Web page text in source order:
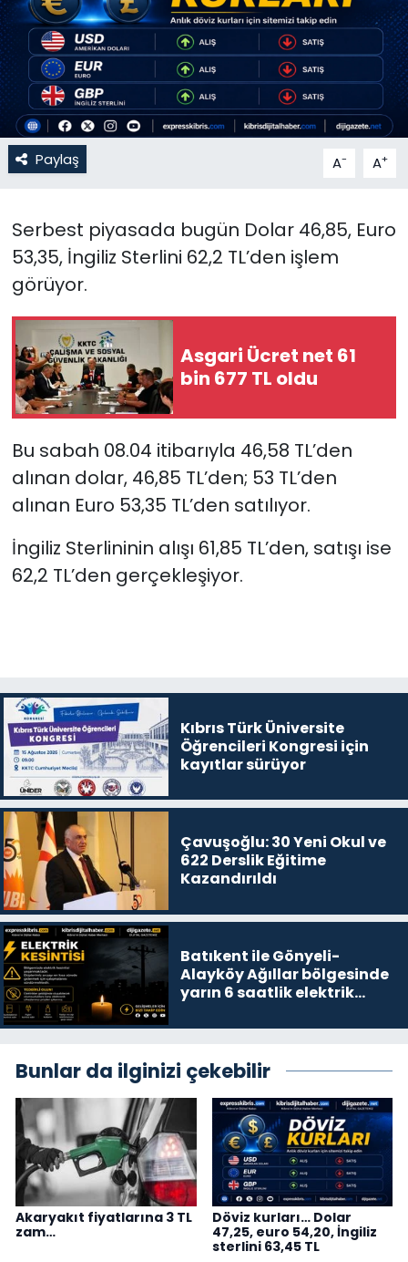
Paylaş A- A+
Serbest piyasada bugün Dolar 46,85, Euro
53,35, İngiliz Sterlini 62,2 TL’den işlem
görüyor.
Asgari Ücret net 61
bin 677 TL oldu
Bu sabah 08.04 itibarıyla 46,58 TL’den
alınan dolar, 46,85 TL’den; 53 TL’den
alınan Euro 53,35 TL’den satılıyor.
İngiliz Sterlininin alışı 61,85 TL’den, satışı ise
62,2 TL’den gerçekleşiyor.
Kıbrıs Türk Üniversite
Öğrencileri Kongresi için
kayıtlar sürüyor
Çavuşoğlu: 30 Yeni Okul ve
622 Derslik Eğitime
Kazandırıldı
Batıkent ile Gönyeli-
Alayköy Ağıllar bölgesinde
yarın 6 saatlik elektrik
Bunlar da ilginizi çekebilir
Akaryakıt fiyatlarına 3 TL
zam…
Döviz kurları… Dolar
47,25, euro 54,20, İngiliz
sterlini 63,45 TL
Gündem
KKTC
KKTC YEREL SEÇİM 2018
Kültür Sanat
Magazin
Moda
Nöbetçi Eczaneler
Otomobil Dünyası
Politika
SAĞLIK
Spor
Teknoloji
TÜRKiYE
Yazarlar